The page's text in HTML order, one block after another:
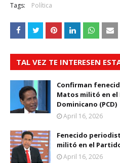
Tags: Política
TAL VEZ TE INTERESEN
Confirman
Matos militó en
Dominicano (PCD)
April 16, 2026
Fenecido
militó en el
April 16, 2026